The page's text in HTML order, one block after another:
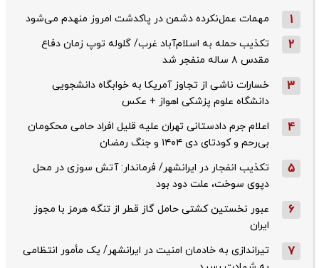
1 مهمات عمل‌نکرده دشمن در پاکدشت امروز منهدم می‌شود
2
تکذیب حمله به اسلام‌آباد غرب/ گلوله توپ زمان دفاع
مقدس ۸ ساله منفجر شد
3
خسارات ناشی از تجاوز آمریکا به خوابگاه دانشجویی
دانشگاه علوم پزشکی اهواز + عکس
4
اعلام جرم دادستانی تهران علیه قلیل افراد حامی محکومان
بی‌رحم و کودتای دی‌ ۱۴۰۴ و جنگ رمضان
5
تکذیب ‌انفجار در ایرانشهر/ فرماندار: آتش سوزی در محل
دپوی سوخت، علت دود بود
6
عبور نخستین کشتی حامل گاز قطر از تنگه هرمز با مجوز
ایران
7
تیراندازی به خادمان امنیت در ایرانشهر/ یک مأمور انتظامی